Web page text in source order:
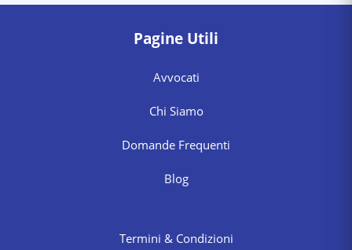
Pagine Utili
Avvocati
Chi Siamo
Domande Frequenti
Blog
Termini & Condizioni